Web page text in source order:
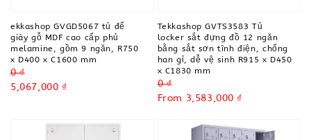
ekkashop GVGD5067 tủ để
giày gỗ MDF cao cấp phủ
melamine, gồm 9 ngăn, R750
x D400 x C1600 mm
Regular
price
0 ₫
Sale
5,067,000 ₫
Tekkashop GVTS3583 Tủ
locker sắt đựng đồ 12 ngăn
bằng sắt sơn tĩnh điện, chống
han gỉ, dễ vệ sinh R915 x D450
x C1830 mm
Regular
price
0 ₫
Sale
From 3,583,000 ₫